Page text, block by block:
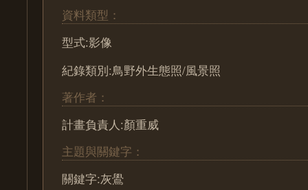
資料類型：
型式:影像
紀錄類別:鳥野外生態照/風景照
著作者：
計畫負責人:顏重威
主題與關鍵字：
關鍵字:灰鷽